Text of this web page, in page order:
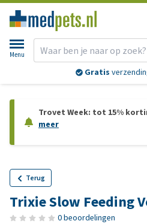
Menu
Gratis
Trovet Week: tot 15%
meer
Terug
Trixie Slow Feeding
0 beoordelingen